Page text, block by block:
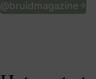
@bruidmagazine